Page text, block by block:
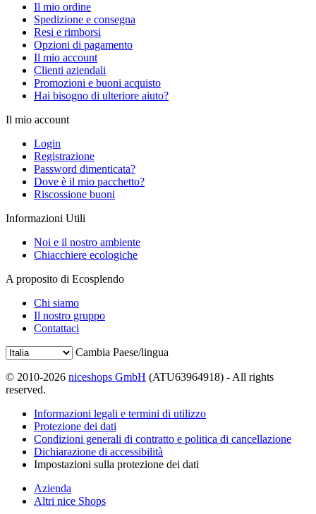
Il mio ordine
Spedizione e consegna
Resi e rimborsi
Opzioni di pagamento
Il mio account
Clienti aziendali
Promozioni e buoni acquisto
Hai bisogno di ulteriore aiuto?
Il mio account
Login
Registrazione
Password dimenticata?
Dove è il mio pacchetto?
Riscossione buoni
Informazioni Utili
Noi e il nostro ambiente
Chiacchiere ecologiche
A proposito di Ecosplendo
Chi siamo
Il nostro gruppo
Contattaci
Cambia Paese/lingua
© 2010-2026 niceshops GmbH (ATU63964918) - All rights
reserved.
Informazioni legali e termini di utilizzo
Protezione dei dati
Condizioni generali di contratto e politica di cancellazione
Dichiarazione di accessibilità
Impostazioni sulla protezione dei dati
Azienda
Altri nice Shops